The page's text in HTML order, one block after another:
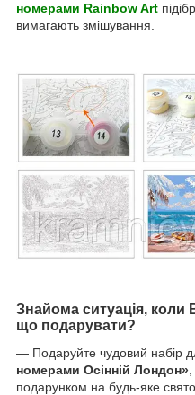
номерами Rainbow Art
вимагають змішування.
Знайома ситуація,
що подарувати?
— Подаруйте чудовий набір
номерами Осінній Лондон»
подарунком на будь-яке